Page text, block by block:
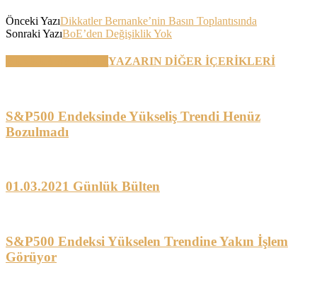
Önceki YazıDikkatler Bernanke’nin Basın Toplantısında
Sonraki YazıBoE’den Değişiklik Yok
YAZARIN DİĞER İÇERİKLERİ
S&P500 Endeksinde Yükseliş Trendi Henüz
Bozulmadı
01.03.2021 Günlük Bülten
S&P500 Endeksi Yükselen Trendine Yakın İşlem
Görüyor